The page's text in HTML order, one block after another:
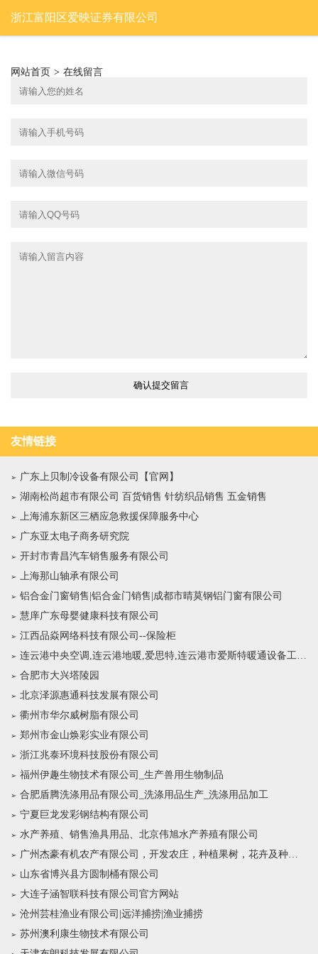
浙江富阳区爱映证券有限公司
网站首页 > 在线留言
友情链接
广东上贝制冷设备有限公司【官网】
湖南松尚超市有限公司 百货销售 针纺织品销售 五金销售
上海浦东新区三栖应急救援保障服务中心
广东亚太电子商务研究院
开封市青昌汽车销售服务有限公司
上海那山轴承有限公司
铝合金门窗销售|铝合金门销售|成都市晴莫钢铝门窗有限公司
慧庠广东母婴健康科技有限公司
江西品焱网络科技有限公司--保险柜
连云港中央空调,连云港地暖,爱思特,连云港市爱斯特暖通设备工程有限公司
合肥市大兴塔陵园
北京泽源惠通科技发展有限公司
衢州市华尔威树脂有限公司
郑州市金山焕彩实业有限公司
浙江兆泰环境科技股份有限公司
福州伊趣生物技术有限公司_生产兽用生物制品
合肥盾腾洗涤用品有限公司_洗涤用品生产_洗涤用品加工
宁夏巨龙发彩钢结构有限公司
水产养殖、销售渔具用品、北京伟旭水产养殖有限公司
广州杰豪有机农产有限公司，开发农庄，种植果树，花卉及种苗繁殖，禽畜水产养殖及加工
山东省博兴县方圆制桶有限公司
大连子涵智联科技有限公司官方网站
沧州芸桂渔业有限公司|远洋捕捞|渔业捕捞
苏州澳利康生物技术有限公司